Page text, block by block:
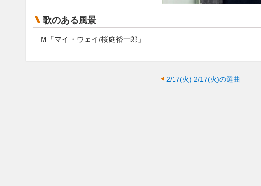
歌のある風景
M「マイ・ウェイ/桜庭裕一郎」
2/17(火) 2/17(火)の選曲